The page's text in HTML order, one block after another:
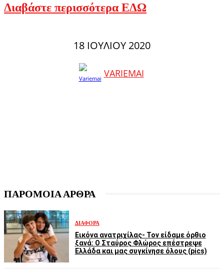
Διαβάστε περισσότερα ΕΔΩ
18 ΙΟΥΛΊΟΥ 2020
VARIEMAI
ΠΑΡΟΜΟΙΑ ΑΡΘΡΑ
ΔΙΆΦΟΡΑ
Εικόνα ανατριχίλας- Τον είδαμε όρθιο
ξανά: Ο Σταύρος Φλώρος επέστρεψε
Ελλάδα και μας συγκίνησε όλους (pics)